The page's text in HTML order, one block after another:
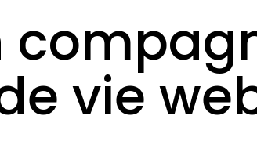
vie